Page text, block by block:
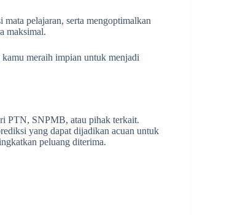
pelajaran, serta mengoptimalkan
maksimal.
meraih impian untuk menjadi
PTN, SNPMB, atau pihak terkait.
yang dapat dijadikan acuan untuk
peluang diterima.